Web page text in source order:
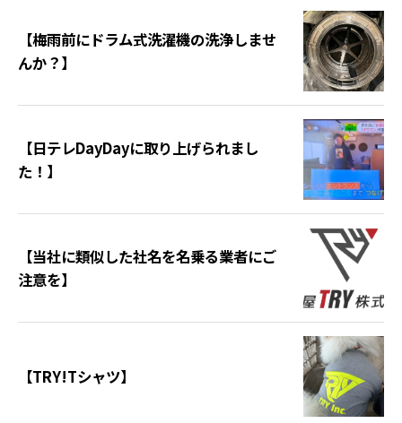
【梅雨前にドラム式洗濯機の洗浄しませ
んか？】
【日テレDayDayに取り上げられまし
た！】
【当社に類似した社名を名乗る業者にご
注意を】
【TRY!Tシャツ】